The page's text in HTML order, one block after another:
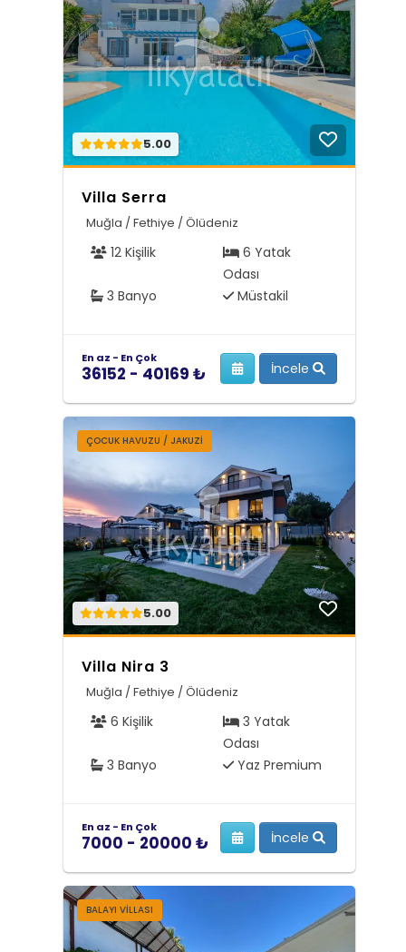
5.00
Villa Serra
Muğla / Fethiye / Ölüdeniz
12 Kişilik
6 Yatak
Odası
3 Banyo
Müstakil
En az - En Çok
36152 - 40169 ₺ İncele
ÇOCUK HAVUZU / JAKUZI
5.00
Villa Nira 3
Muğla / Fethiye / Ölüdeniz
6 Kişilik
3 Yatak
Odası
3 Banyo
Yaz Premium
En az - En Çok
7000 - 20000 ₺ İncele
BALAYI VILLASI